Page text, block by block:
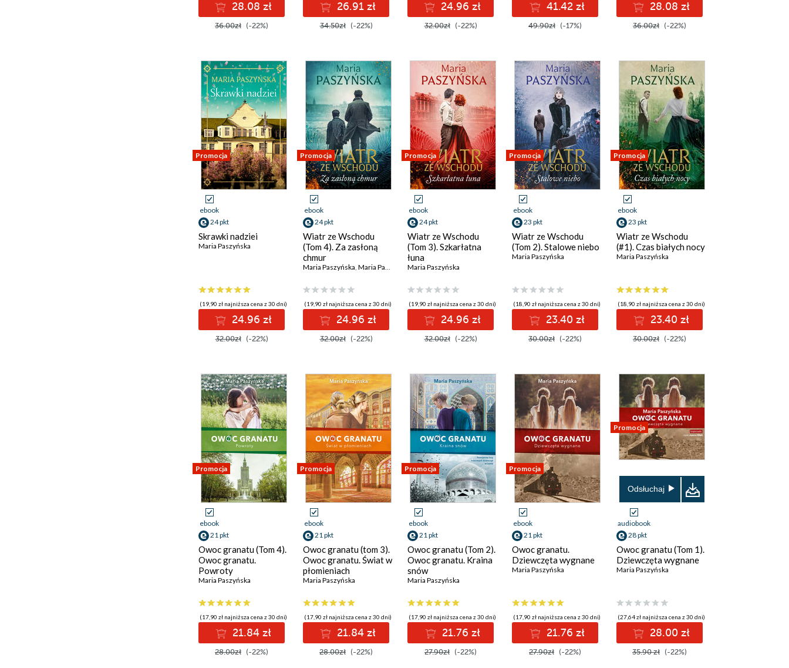
28.08 zł
36.00zł (-22%)
26.91 zł
34.50zł (-22%)
24.96 zł
32.00zł (-22%)
41.42 zł
49.90zł (-17%)
28.08 zł
36.00zł (-22%)
Promocja
ebook
24 pkt
Skrawki nadziei
Maria Paszyńska
(19,90 zł najniższa cena z 30 dni)
24.96 zł
32.00zł (-22%)
Promocja
ebook
24 pkt
Wiatr ze Wschodu
(Tom 4). Za zasłoną
chmur
Maria Paszyńska, Maria Paszyńska
(19,90 zł najniższa cena z 30 dni)
24.96 zł
32.00zł (-22%)
Promocja
ebook
24 pkt
Wiatr ze Wschodu
(Tom 3). Szkarłatna
łuna
Maria Paszyńska
(19,90 zł najniższa cena z 30 dni)
24.96 zł
32.00zł (-22%)
Promocja
ebook
23 pkt
Wiatr ze Wschodu
(Tom 2). Stalowe niebo
Maria Paszyńska
(18,90 zł najniższa cena z 30 dni)
23.40 zł
30.00zł (-22%)
Promocja
ebook
23 pkt
Wiatr ze Wschodu
(#1). Czas białych nocy
Maria Paszyńska
(18,90 zł najniższa cena z 30 dni)
23.40 zł
30.00zł (-22%)
Promocja
ebook
21 pkt
Owoc granatu (Tom 4).
Owoc granatu.
Powroty
Maria Paszyńska
(17,90 zł najniższa cena z 30 dni)
21.84 zł
28.00zł (-22%)
Promocja
ebook
21 pkt
Owoc granatu (tom 3).
Owoc granatu. Świat w
płomieniach
Maria Paszyńska
(17,90 zł najniższa cena z 30 dni)
21.84 zł
28.00zł (-22%)
Promocja
ebook
21 pkt
Owoc granatu (Tom 2).
Owoc granatu. Kraina
snów
Maria Paszyńska
(17,90 zł najniższa cena z 30 dni)
21.76 zł
27.90zł (-22%)
Promocja
ebook
21 pkt
Owoc granatu.
Dziewczęta wygnane
Maria Paszyńska
(17,90 zł najniższa cena z 30 dni)
21.76 zł
27.90zł (-22%)
Promocja
Odsłuchaj
audiobook
28 pkt
Owoc granatu (Tom 1).
Dziewczęta wygnane
Maria Paszyńska
(27,64 zł najniższa cena z 30 dni)
28.00 zł
35.90 zł (-22%)